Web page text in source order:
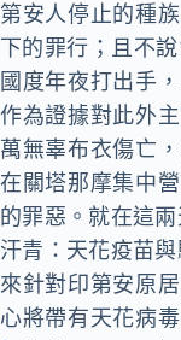
第安人停止的種
下的罪行；且不
國度年夜打出手
作為證據對此外
萬無辜布衣傷亡
在關塔那摩集中
的罪惡。就在這
汗青：天花疫苗
來針對印第安原
心將帶有天花病